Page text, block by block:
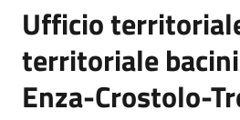
Ufficio
territoriale
Enza-Crostolo-